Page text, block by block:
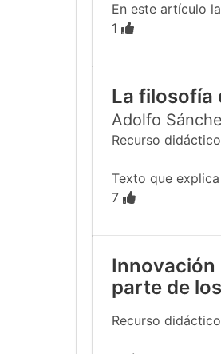
En este artículo
1
La filosofía
Adolfo
Recurso didáctico
Texto que
7
Innovación
parte de
Recurso didáctico